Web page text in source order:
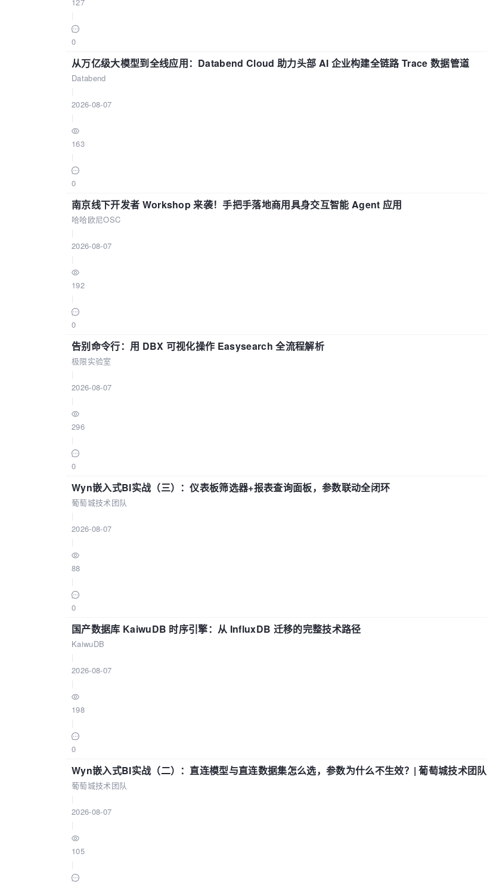
0
从万亿级大模型到全线应用：Databend Cloud 助力头部 AI 企业构建全链路 Trace 数据管道
Databend
2026-08-07
163
0
南京线下开发者 Workshop 来袭！手把手落地商用具身交互智能 Agent 应用
哈哈欧尼OSC
2026-08-07
192
0
告别命令行：用 DBX 可视化操作 Easysearch 全流程解析
极限实验室
2026-08-07
296
0
Wyn嵌入式BI实战（三）：仪表板筛选器+报表查询面板，参数联动全闭环
葡萄城技术团队
2026-08-07
88
0
国产数据库 KaiwuDB 时序引擎：从 InfluxDB 迁移的完整技术路径
KaiwuDB
2026-08-07
198
0
Wyn嵌入式BI实战（二）：直连模型与直连数据集怎么选，参数为什么不生效？| 葡萄城技术团队
葡萄城技术团队
2026-08-07
105